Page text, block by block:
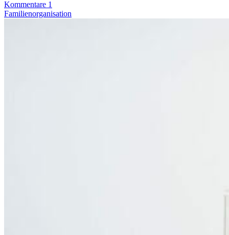
Kommentare 1
Familienorganisation